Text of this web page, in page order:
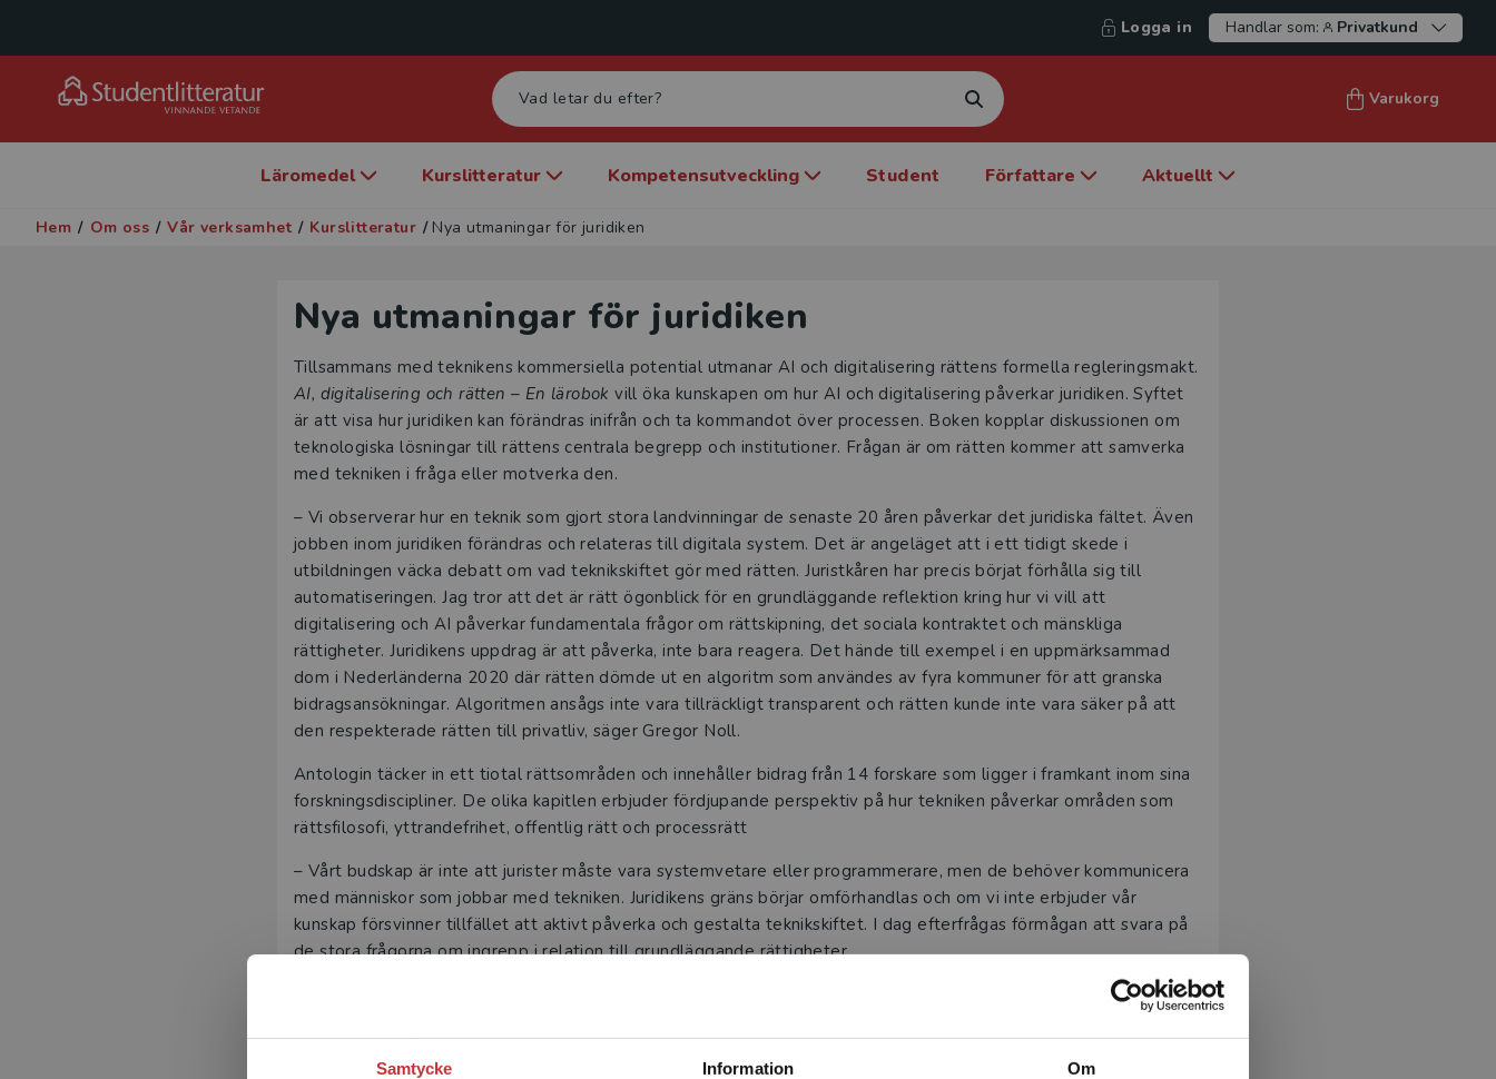
Samtycke Information Om
Begränsad fraktregion
Logga in Handlar som: Privatkund
Varukorg
Läromedel Kurslitteratur Kompetensutveckling Student Författare Aktuellt
Hem / Om oss / Vår verksamhet / Kurslitteratur / Nya utmaningar för juridiken
Nya utmaningar för juridiken
Tillsammans med teknikens kommersiella potential utmanar AI och digitalisering rättens formella regleringsmakt.
AI, digitalisering och rätten – En lärobok vill öka kunskapen om hur AI och digitalisering påverkar juridiken. Syftet
är att visa hur juridiken kan förändras inifrån och ta kommandot över processen. Boken kopplar diskussionen om
teknologiska lösningar till rättens centrala begrepp och institutioner. Frågan är om rätten kommer att samverka
med tekniken i fråga eller motverka den.
– Vi observerar hur en teknik som gjort stora landvinningar de senaste 20 åren påverkar det juridiska fältet. Även
jobben inom juridiken förändras och relateras till digitala system. Det är angeläget att i ett tidigt skede i
utbildningen väcka debatt om vad teknikskiftet gör med rätten. Juristkåren har precis börjat förhålla sig till
automatiseringen. Jag tror att det är rätt ögonblick för en grundläggande reflektion kring hur vi vill att
digitalisering och AI påverkar fundamentala frågor om rättskipning, det sociala kontraktet och mänskliga
rättigheter. Juridikens uppdrag är att påverka, inte bara reagera. Det hände till exempel i en uppmärksammad
dom i Nederländerna 2020 där rätten dömde ut en algoritm som användes av fyra kommuner för att granska
bidragsansökningar. Algoritmen ansågs inte vara tillräckligt transparent och rätten kunde inte vara säker på att
den respekterade rätten till privatliv, säger Gregor Noll.
Antologin täcker in ett tiotal rättsområden och innehåller bidrag från 14 forskare som ligger i framkant inom sina
forskningsdiscipliner. De olika kapitlen erbjuder fördjupande perspektiv på hur tekniken påverkar områden som
rättsfilosofi, yttrandefrihet, offentlig rätt och processrätt
– Vårt budskap är inte att jurister måste vara systemvetare eller programmerare, men de behöver kommunicera
med människor som jobbar med tekniken. Juridikens gräns börjar omförhandlas och om vi inte erbjuder vår
kunskap försvinner tillfället att aktivt påverka och gestalta teknikskiftet. I dag efterfrågas förmågan att svara på
de stora frågorna om ingrepp i relation till grundläggande rättigheter.
Boken riktar sig till juridikstudenter men kan även vara relevant för systemvetare eller programmerare som
– De flesta studenter lever redan med den här tekniken. Vi hoppas att de ska tilltalas av diskussionen och inse